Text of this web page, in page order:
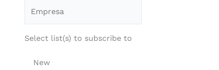
Select list(s) to subscribe to
New